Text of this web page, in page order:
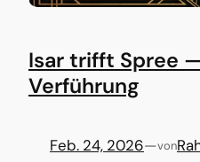
Isar trifft Spree
Verführung
Feb. 24, 2026—von